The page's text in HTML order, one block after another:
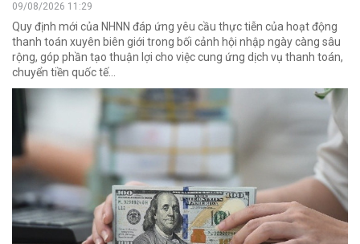
09/08/2026 11:29
Quy định mới của NHNN đáp ứng yêu cầu thực tiễn của hoạt động
thanh toán xuyên biên giới trong bối cảnh hội nhập ngày càng sâu
rộng, góp phần tạo thuận lợi cho việc cung ứng dịch vụ thanh toán,
chuyển tiền quốc tế...